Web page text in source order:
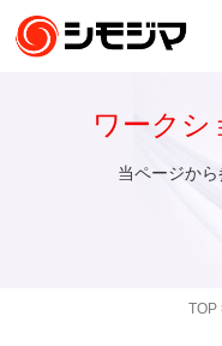
TOP
ワークシ
当ページから